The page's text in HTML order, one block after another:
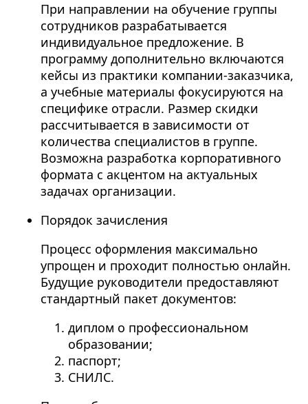
При направлении на обучение группы
сотрудников разрабатывается
индивидуальное предложение. В
программу дополнительно включаются
кейсы из практики компании-заказчика,
а учебные материалы фокусируются на
специфике отрасли. Размер скидки
рассчитывается в зависимости от
количества специалистов в группе.
Возможна разработка корпоративного
формата с акцентом на актуальных
задачах организации.
Порядок зачисления
Процесс оформления максимально
упрощен и проходит полностью онлайн.
Будущие руководители предоставляют
стандартный пакет документов:
диплом о профессиональном
образовании;
паспорт;
СНИЛС.